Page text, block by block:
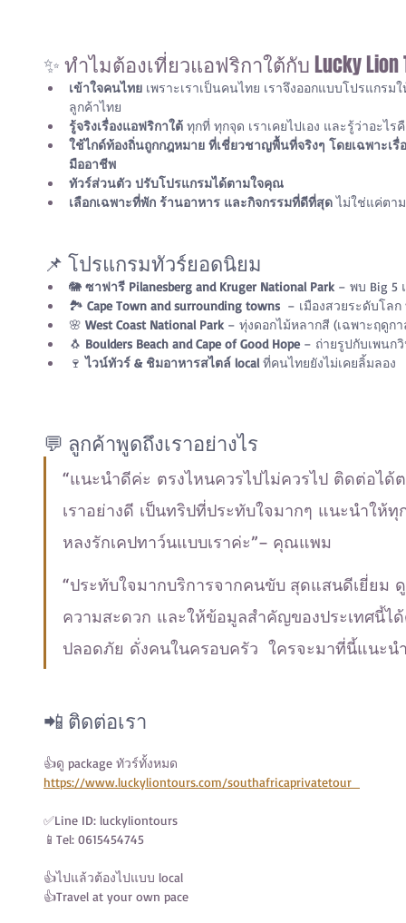
✨ ทำไมต้องเที่ยวแอฟริกาใต้กับ Lucky Lion
เข้าใจคนไทย เพราะเราเป็นคนไทย เราจึงออกแบบโปรแกร
ลูกค้าไทย
รู้จริงเรื่องแอฟริกาใต้ ทุกที่ ทุกจุด เราเคยไปเอง และรู้ว่าอะไ
ใช้ไกด์ท้องถิ่นถูกกฎหมาย ที่เชี่ยวชาญพื้นที่จริงๆ โดยเฉพาะเ
มืออาชีพ
ทัวร์ส่วนตัว ปรับโปรแกรมได้ตามใจคุณ
เลือกเฉพาะที่พัก ร้านอาหาร และกิจกรรมที่ดีที่สุด ไม่ใช่แค่ตา
📌 โปรแกรมทัวร์ยอดนิยม
🐘 ซาฟารี Pilanesberg and Kruger National Park – พบ Big 5
🏞️ Cape Town and surrounding towns – เมืองสวยระดับโล
🌸 West Coast National Park – ทุ่งดอกไม้หลากสี (เฉพาะฤดูกา
🐧 Boulders Beach and Cape of Good Hope – ถ่ายรูปกับเพนก
🍷 ไวน์ทัวร์ & ชิมอาหารสไตล์ local ที่คนไทยยังไม่เคยลิ้มลอง
💬 ลูกค้าพูดถึงเราอย่างไร
“แนะนำดีค่ะ ตรงไหนควรไปไม่ควรไป ติดต่อได้
เราอย่างดี เป็นทริปที่ประทับใจมากๆ แนะนำให้
หลงรักเคปทาว์นแบบเราค่ะ”– คุณแพม
“ประทับใจมากบริการจากคนขับ สุดแสนดีเยี่ยม
ความสะดวก และให้ข้อมูลสำคัญของประเทศนี้ไ
ปลอดภัย ดั่งคนในครอบครัว  ใครจะมาที่นี้แนะ
📲 ติดต่อเรา
👍ดู package ทัวร์ทั้งหมด
https://www.luckyliontours.com/southafricaprivatetour
✅Line ID: luckyliontours
📱Tel: 0615454745
👍ไปแล้วต้องไปแบบ local
👍Travel at your own pace